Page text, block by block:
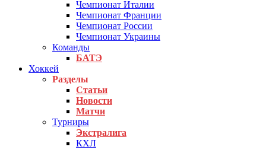
Чемпионат Италии
Чемпионат Франции
Чемпионат России
Чемпионат Украины
Команды
БАТЭ
Хоккей
Разделы
Статьи
Новости
Матчи
Турниры
Экстралига
КХЛ